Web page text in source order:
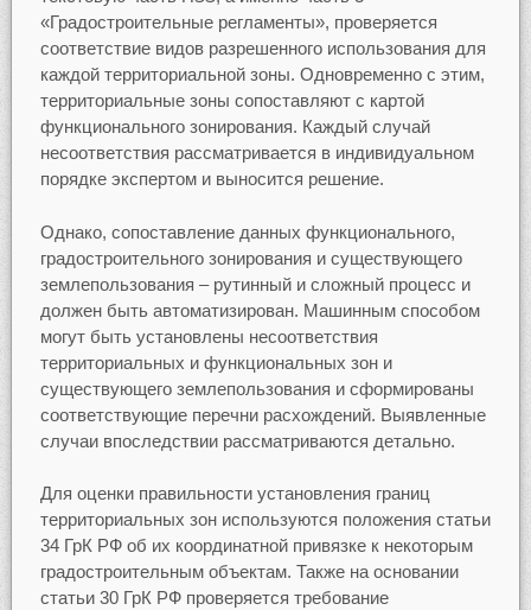
«Градостроительные регламенты», проверяется
соответствие видов разрешенного использования для
каждой территориальной зоны. Одновременно с этим,
территориальные зоны сопоставляют с картой
функционального зонирования. Каждый случай
несоответствия рассматривается в индивидуальном
порядке экспертом и выносится решение.
Однако, сопоставление данных функционального,
градостроительного зонирования и существующего
землепользования – рутинный и сложный процесс и
должен быть автоматизирован. Машинным способом
могут быть установлены несоответствия
территориальных и функциональных зон и
существующего землепользования и сформированы
соответствующие перечни расхождений. Выявленные
случаи впоследствии рассматриваются детально.
Для оценки правильности установления границ
территориальных зон используются положения статьи
34 ГрК РФ об их координатной привязке к некоторым
градостроительным объектам. Также на основании
статьи 30 ГрК РФ проверяется требование